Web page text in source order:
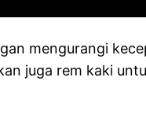
mengurangi
juga rem kaki